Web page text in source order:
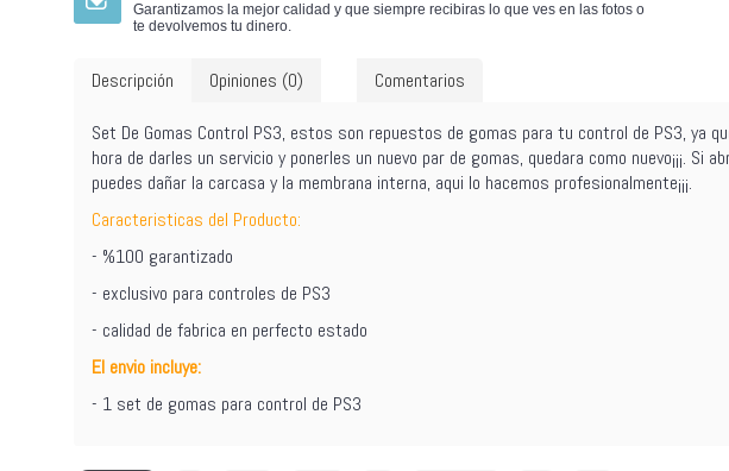
Garantizamos la mejor calidad y que siempre recibiras lo que ves en las fotos o
te devolvemos tu dinero.
Descripción Opiniones (0) Comentarios
Set De Gomas Control PS3, estos son repuestos de gomas para tu control de PS3, ya
hora de darles un servicio y ponerles un nuevo par de gomas, quedara como nuevo¡¡¡.
puedes dañar la carcasa y la membrana interna, aqui lo hacemos profesionalmente¡¡¡.
Caracteristicas del Producto:
- %100 garantizado
- exclusivo para controles de PS3
- calidad de fabrica en perfecto estado
El envio incluye:
- 1 set de gomas para control de PS3